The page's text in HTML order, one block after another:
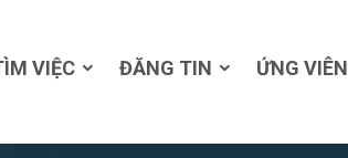
VIỆC ĐĂNG TIN ỨNG VIÊN